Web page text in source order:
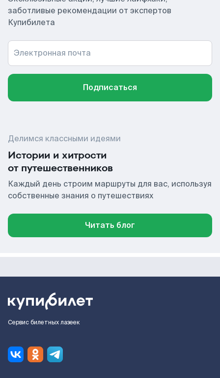
заботливые рекомендации от экспертов
Купибилета
Электронная почта
Подписаться
Делимся классными идеями
Истории и хитрости
от путешественников
Каждый день строим маршруты для вас, используя
собственные знания о путешествиях
Читать блог
Сервис билетных лазеек